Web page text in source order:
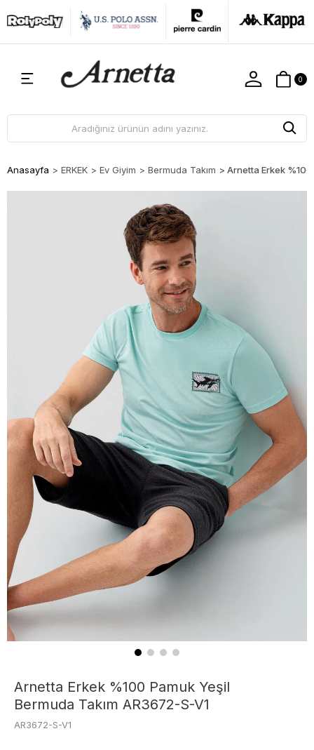
0
Anasayfa > ERKEK > Ev Giyim > Bermuda Takım > Arnetta Erkek %100
Arnetta Erkek %100 Pamuk Yeşil
Bermuda Takım AR3672-S-V1
AR3672-S-V1